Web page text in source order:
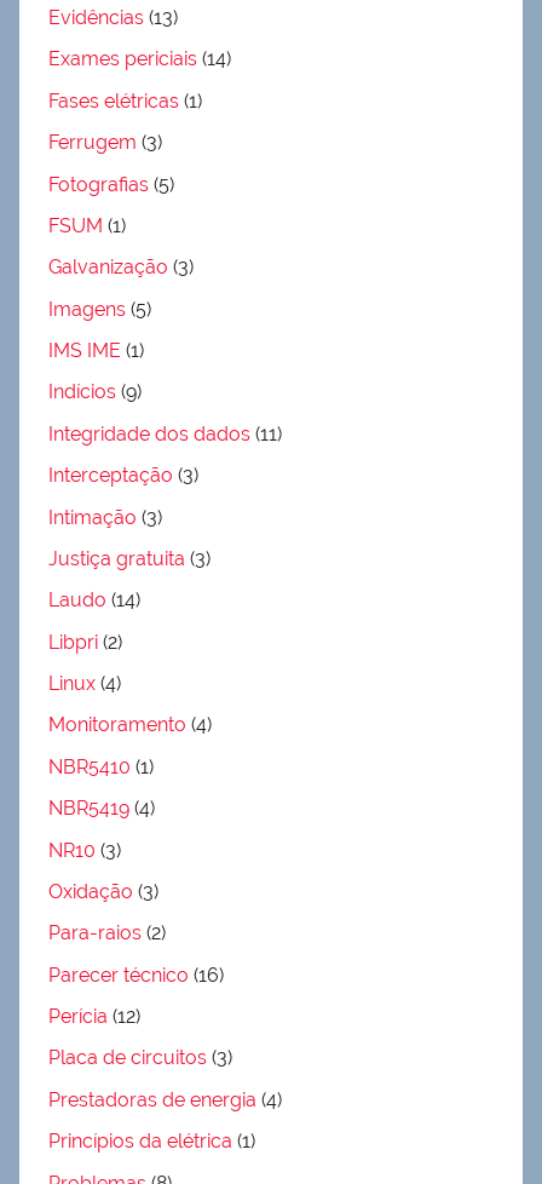
Evidências (13)
Exames periciais (14)
Fases elétricas (1)
Ferrugem (3)
Fotografias (5)
FSUM (1)
Galvanização (3)
Imagens (5)
IMS IME (1)
Indícios (9)
Integridade dos dados (11)
Interceptação (3)
Intimação (3)
Justiça gratuita (3)
Laudo (14)
Libpri (2)
Linux (4)
Monitoramento (4)
NBR5410 (1)
NBR5419 (4)
NR10 (3)
Oxidação (3)
Para-raios (2)
Parecer técnico (16)
Perícia (12)
Placa de circuitos (3)
Prestadoras de energia (4)
Princípios da elétrica (1)